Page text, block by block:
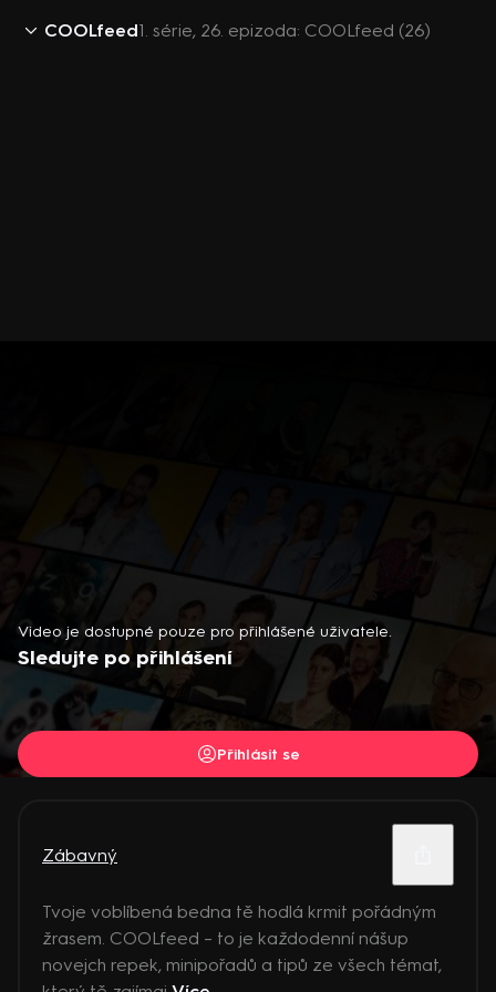
COOLfeed1. série, 26. epizoda: COOLfeed (26)
Video je dostupné pouze pro přihlášené uživatele.
Sledujte po přihlášení
Přihlásit se
Zábavný
Tvoje voblíbená bedna tě hodlá krmit pořádným
žrasem. COOLfeed – to je každodenní nášup
novejch repek, minipořadů a tipů ze všech témat,